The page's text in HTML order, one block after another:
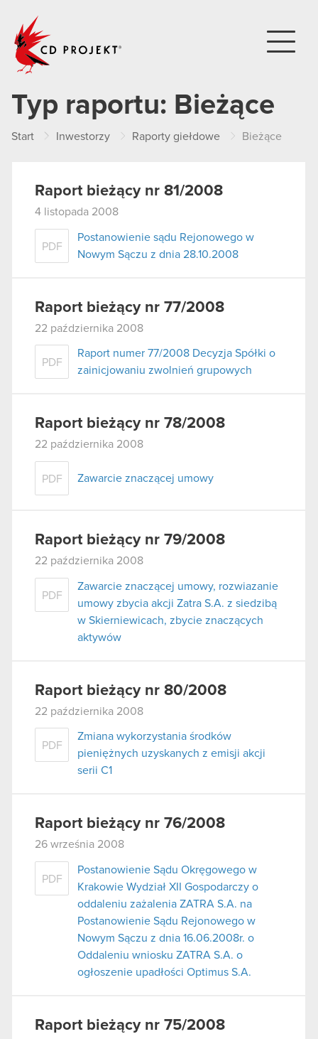
Typ raportu: Bieżące
Start Inwestorzy Raporty giełdowe Bieżące
Raport bieżący nr 81/2008
4 listopada 2008
PDF
Postanowienie sądu Rejonowego w
Nowym Sączu z dnia 28.10.2008
Raport bieżący nr 77/2008
22 października 2008
PDF
Raport numer 77/2008 Decyzja Spółki o
zainicjowaniu zwolnień grupowych
Raport bieżący nr 78/2008
22 października 2008
PDF Zawarcie znaczącej umowy
Raport bieżący nr 79/2008
22 października 2008
PDF
Zawarcie znaczącej umowy, rozwiazanie
umowy zbycia akcji Zatra S.A. z siedzibą
w Skierniewicach, zbycie znaczących
aktywów
Raport bieżący nr 80/2008
22 października 2008
PDF
Zmiana wykorzystania środków
pieniężnych uzyskanych z emisji akcji
serii C1
Raport bieżący nr 76/2008
26 września 2008
PDF
Postanowienie Sądu Okręgowego w
Krakowie Wydział XII Gospodarczy o
oddaleniu zażalenia ZATRA S.A. na
Postanowienie Sądu Rejonowego w
Nowym Sączu z dnia 16.06.2008r. o
Oddaleniu wniosku ZATRA S.A. o
ogłoszenie upadłości Optimus S.A.
Raport bieżący nr 75/2008